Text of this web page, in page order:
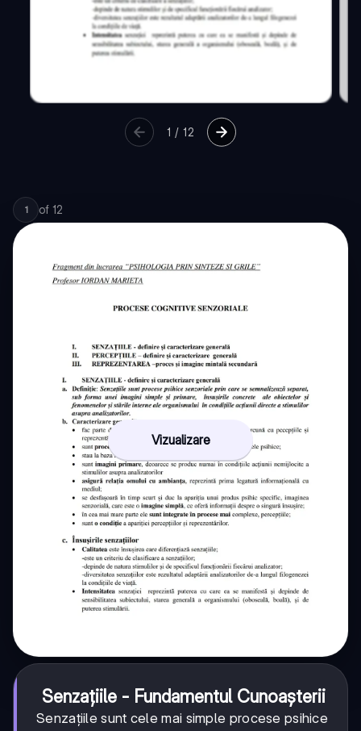
1 / 12
1 of 12
Vizualizare
Senzațiile - Fundamentul Cunoașterii
Senzațiile sunt cele mai simple procese psihice